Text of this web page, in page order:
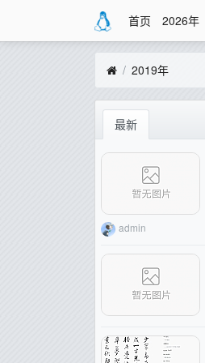
首页 2026年
2019年
最新
admin